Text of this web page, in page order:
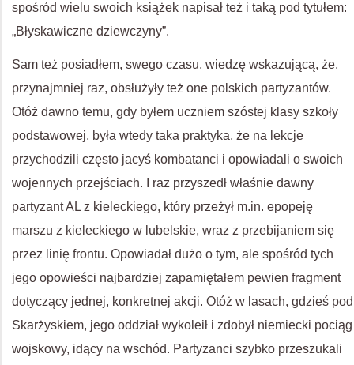
spośród wielu swoich książek napisał też i taką pod tytułem:
„Błyskawiczne dziewczyny”.
Sam też posiadłem, swego czasu, wiedzę wskazującą, że,
przynajmniej raz, obsłużyły też one polskich partyzantów.
Otóż dawno temu, gdy byłem uczniem szóstej klasy szkoły
podstawowej, była wtedy taka praktyka, że na lekcje
przychodzili często jacyś kombatanci i opowiadali o swoich
wojennych przejściach. I raz przyszedł właśnie dawny
partyzant AL z kieleckiego, który przeżył m.in. epopeję
marszu z kieleckiego w lubelskie, wraz z przebijaniem się
przez linię frontu. Opowiadał dużo o tym, ale spośród tych
jego opowieści najbardziej zapamiętałem pewien fragment
dotyczący jednej, konkretnej akcji. Otóż w lasach, gdzieś pod
Skarżyskiem, jego oddział wykoleił i zdobył niemiecki pociąg
wojskowy, idący na wschód. Partyzanci szybko przeszukali